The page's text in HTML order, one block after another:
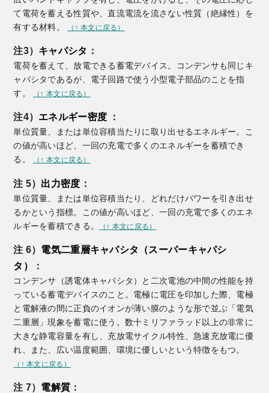
て電荷を蓄える性質や、直流電流を流さない性質（絶縁性）を
有する材料。
（ ↑ 本文に戻る）
注3） キャパシタ ：
電荷を蓄えて、放電できる蓄電デバイス。コンデンサも同じキ
ャパシタであるが、電子回路で使う小型電子部品のことを指
す。
（ ↑ 本文に戻る）
注4） エネルギー密度 ：
単位質量、または単位容積当たりに取り出せるエネルギー。こ
の値が高いほど、一回の充電で多くのエネルギーを蓄積でき
る。
（ ↑ 本文に戻る）
注 5） 出力密度 ：
単位質量、または単位容積当たり、どれだけパワーを引き出せ
るかという指標。この値が高いほど、一回の充電で多くのエネ
ルギーを蓄積できる。
（ ↑ 本文に戻る）
注 6） 電気二重層キャパシタ（スーパーキャパシ
タ）
：
コンデンサ（誘電体キャパシタ）と二次電池の中間の性能を持
っている蓄電デバイスのこと。電極に電圧を印加した際、電極
と電解液の間に正負のイオンが薄い膜のような形で並ぶ「電気
二重層」現象を蓄電に使う。数十ミリファラッド以上の非常に
大きな静電容量を有し、充放電サイクル特性、急速充放電に優
れ、また、広い温度範囲、環境に優しいという特徴をもつ。
（ ↑ 本文に戻る）
注 7） 電解質 ：